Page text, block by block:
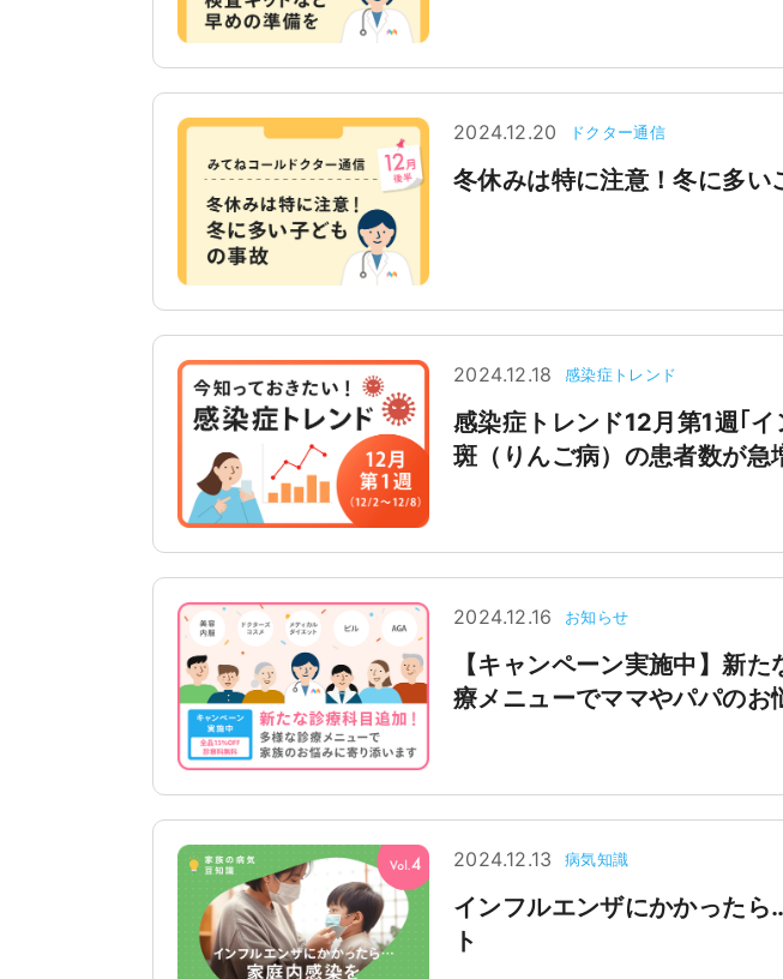
2024.12.20 ドクター通信
冬休みは特に注意！冬に多い
2024.12.18 感染症トレンド
感染症トレンド12月第1週｢
斑（りんご病）の患者数が急
2024.12.16 お知らせ
【キャンペーン実施中】新
療メニューでママやパパのお
2024.12.13 病気知識
インフルエンザにかかった
ト